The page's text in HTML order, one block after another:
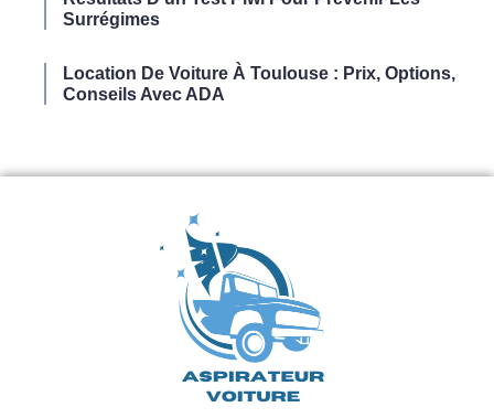
Surrégimes
Location De Voiture À Toulouse : Prix, Options,
Conseils Avec ADA